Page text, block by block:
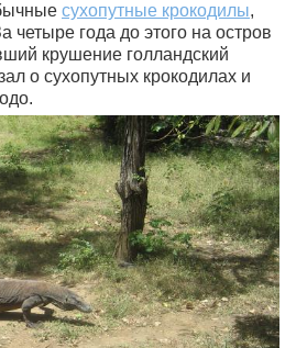
сухопутные крокодилы,
четыре года до этого на остров
крушение голландский
о сухопутных крокодилах и